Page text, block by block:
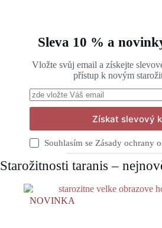
Sleva 10 % a
Vložte svůj email a získejte
přístup k novým
Získat slevový
Souhlasím seZásady ochrany
Starožitnosti taranis –
NOVINKA